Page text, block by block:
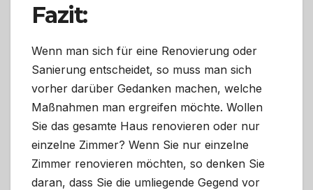
Fazit:
Wenn man sich für eine Renovierung oder
Sanierung entscheidet, so muss man sich
vorher darüber Gedanken machen, welche
Maßnahmen man ergreifen möchte. Wollen
Sie das gesamte Haus renovieren oder nur
einzelne Zimmer? Wenn Sie nur einzelne
Zimmer renovieren möchten, so denken Sie
daran, dass Sie die umliegende Gegend vor